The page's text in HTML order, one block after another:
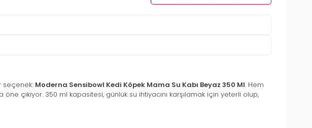
seçenek: Moderna Sensibowl Kedi Köpek Mama Su Kabı Beyaz 350 Ml. Hem
çıkıyor. 350 ml kapasitesi, günlük su ihtiyacını karşılamak için yeterli olup,